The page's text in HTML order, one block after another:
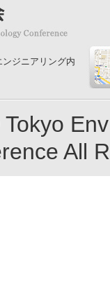
ジニアリング内
All